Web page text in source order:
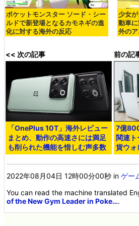
ポケットモンスター ソード・シー
ルドで新登場となるカモネギの進
化に対する海外の反応
少女
動車
外の
<< 次の記事
「OnePlus 10T」海外レビュー
まとめ、動作の高速さには満足
も削られた機能を惜しむ声多数
前の記
7億
関連ト
貨ウォ
2022年08月04日 12時00分00秒 inゲー
You can read the machine translated
of the New Gym Leader in Poke….